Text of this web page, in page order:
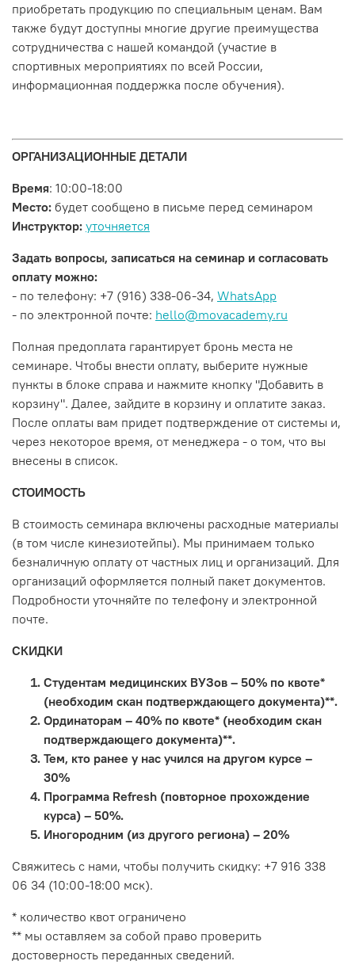
приобретать продукцию по специальным ценам. Вам
также будут доступны многие другие преимущества
сотрудничества с нашей командой (участие в
спортивных мероприятиях по всей России,
информационная поддержка после обучения).
ОРГАНИЗАЦИОННЫЕ ДЕТАЛИ
Время: 10:00-18:00
Место: будет сообщено в письме перед семинаром
Инструктор: уточняется
Задать вопросы, записаться на семинар и согласовать
оплату можно:
- по телефону: +7 (916) 338-06-34, WhatsApp
- по электронной почте: hello@movacademy.ru
Полная предоплата гарантирует бронь места не
семинаре. Чтобы внести оплату, выберите нужные
пункты в блоке справа и нажмите кнопку "Добавить в
корзину". Далее, зайдите в корзину и оплатите заказ.
После оплаты вам придет подтверждение от системы и,
через некоторое время, от менеджера - о том, что вы
внесены в список.
СТОИМОСТЬ
В стоимость семинара включены расходные материалы
(в том числе кинезиотейпы). Мы принимаем только
безналичную оплату от частных лиц и организаций. Для
организаций оформляется полный пакет документов.
Подробности уточняйте по телефону и электронной
почте.
СКИДКИ
Студентам медицинских ВУЗов – 50% по квоте*
(необходим скан подтверждающего документа)**.
Ординаторам – 40% по квоте* (необходим скан
подтверждающего документа)**.
Тем, кто ранее у нас учился на другом курсе –
30%
Программа Refresh (повторное прохождение
курса) – 50%.
Иногородним (из другого региона) – 20%
Свяжитесь с нами, чтобы получить скидку: +7 916 338
06 34 (10:00-18:00 мск).
* количество квот ограничено
** мы оставляем за собой право проверить
достоверность переданных сведений.